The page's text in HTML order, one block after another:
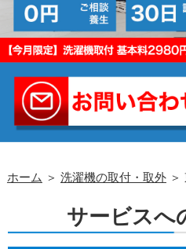
ホーム ＞ 洗濯機の取付・取外＞
サービスへ